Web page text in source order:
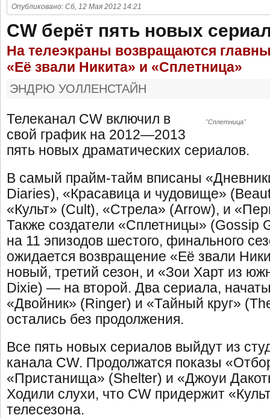
Опубликовано: Сб, 12 Мая 2012 14:21
CW берёт пять новых
На телеэкраны возвращаются
«Её звали Никита» и «Сплетница»
ЭНДРЮ УОЛЛЕНСТАЙН
"Сплетница"
Телеканал CW включил в
свой график на 2012—2013
пять новых драматических сериалов.
В самый прайм-тайм вписаны
Diaries), «Красавица и чудовище»
«Культ» (Cult), «Стрела» (Arrow), и
Также создатели «Сплетницы» (Gossip
на 11 эпизодов шестого, финального
ожидается возвращение «Её звали
новый, третий сезон, и «Зои Харт из
Dixie) — на второй. Два сериала,
«Двойник» (Ringer) и «Тайный круг»
остались без продолжения.
Все пять новых сериалов выйдут из
канала CW. Продолжатся показы
«Пристанища» (Shelter) и «Джоуи
Ходили слухи, что CW придержит
телесезона.